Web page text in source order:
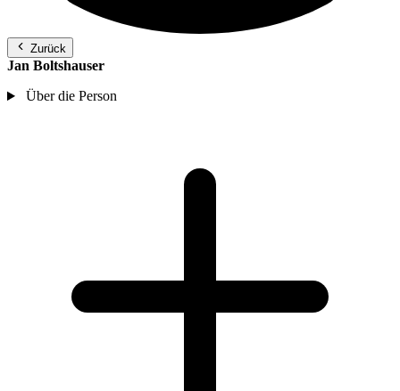
Zurück
Jan Boltshauser
Über die Person